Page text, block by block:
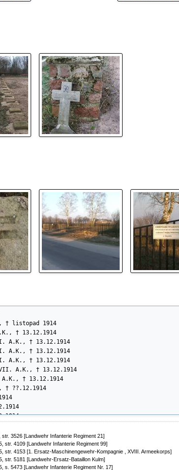
† listopad 1914
† 13.12.1914
A.K., † 13.12.1914
A.K., † 13.12.1914
A.K., † 13.12.1914
XVII. A.K., † 13.12.1914
A.K., † 13.12.1914
??.12.1914
99, † ??.12.1914
IV. A . K . Altenburg
IV. A . K . Bernburg
3526 [Landwehr Infanterie Regiment 21]
str. 4109 [Landwehr Infanterie Regiment 99]
str. 4153 [1. Ersatz-Maschinengewehr-Kompagnie , XVIII. Armeekorps]
str. 5181 [Landwehr-Ersatz-Bataillon Kulm]
s. 5473 [Landwehr Infanterie Regiment Nr. 17]